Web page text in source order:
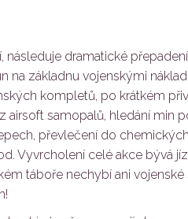
následuje dramatické
na základnu vojenskými
kompletů, po krátkém
airsoft samopalů, hledání min
převlečení do chemických
Vyvrcholení celé akce bývá
táboře nechybí ani vojenské